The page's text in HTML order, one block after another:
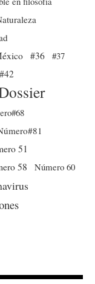
#36 #37
#42
51
58
Número 60